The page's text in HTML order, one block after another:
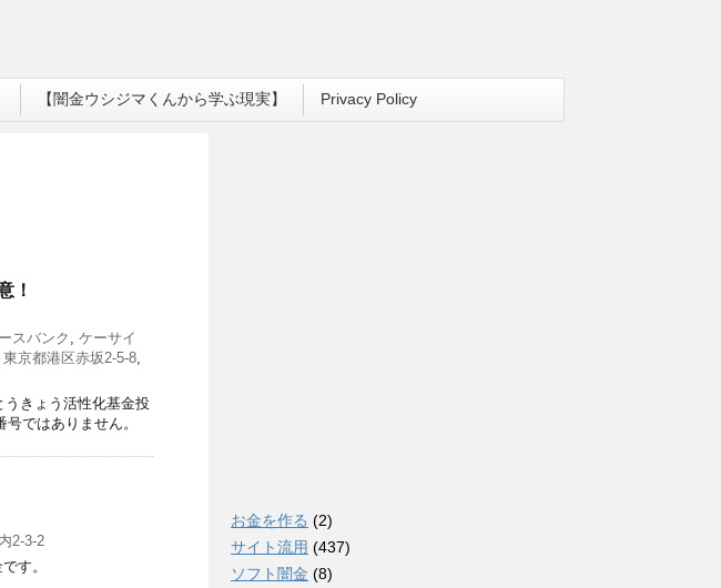
【闇金ウシジマくんから学ぶ現実】 Privacy Policy
！
スバンク , ケーサイ
東京都港区赤坂2-5-8,
うきょう活性化基金投
ではありません。
2-3-2
す。
お金を作る (2)
サイト流用 (437)
ソフト闇金 (8)